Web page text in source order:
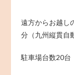
遠方からお越
分（九州縦貫自
駐車場台数20台